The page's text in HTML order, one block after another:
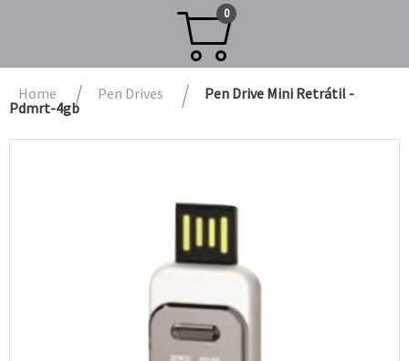
0
Home Pen Drives
Pen Drive Mini Retrátil -
Pdmrt-4gb